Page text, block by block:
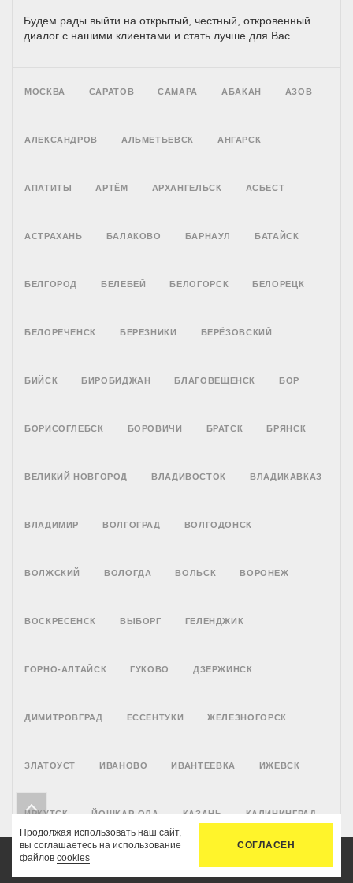
Будем рады выйти на открытый, честный, откровенный
диалог с нашими клиентами и стать лучше для Вас.
МОСКВА САРАТОВ САМАРА АБАКАН АЗОВ
АЛЕКСАНДРОВ АЛЬМЕТЬЕВСК АНГАРСК
АПАТИТЫ АРТЁМ АРХАНГЕЛЬСК АСБЕСТ
АСТРАХАНЬ БАЛАКОВО БАРНАУЛ БАТАЙСК
БЕЛГОРОД БЕЛЕБЕЙ БЕЛОГОРСК БЕЛОРЕЦК
БЕЛОРЕЧЕНСК БЕРЕЗНИКИ БЕРЁЗОВСКИЙ
БИЙСК БИРОБИДЖАН БЛАГОВЕЩЕНСК БОР
БОРИСОГЛЕБСК БОРОВИЧИ БРАТСК БРЯНСК
ВЕЛИКИЙ НОВГОРОД ВЛАДИВОСТОК ВЛАДИКАВКАЗ
ВЛАДИМИР ВОЛГОГРАД ВОЛГОДОНСК
ВОЛЖСКИЙ ВОЛОГДА ВОЛЬСК ВОРОНЕЖ
ВОСКРЕСЕНСК ВЫБОРГ ГЕЛЕНДЖИК
ГОРНО-АЛТАЙСК ГУКОВО ДЗЕРЖИНСК
ДИМИТРОВГРАД ЕССЕНТУКИ ЖЕЛЕЗНОГОРСК
ЗЛАТОУСТ ИВАНОВО ИВАНТЕЕВКА ИЖЕВСК
ИРКУТСК ЙОШКАР-ОЛА КАЗАНЬ КАЛИНИНГРАД
КАЛУГА КАМЕНСК-УРАЛЬСКИЙ
Продолжая использовать наш сайт,
вы соглашаетесь на использование
файлов cookies
СОГЛАСЕН